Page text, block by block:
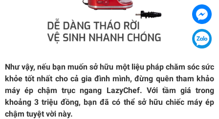
Như vậy, nếu bạn muốn sở hữu một liệu pháp chăm sóc sức
khỏe tốt nhất cho cả gia đình mình, đừng quên tham khảo
máy ép chậm trục ngang LazyChef. Với tầm giá trong
khoảng 3 triệu đồng, bạn đã có thể sở hữu chiếc máy ép
chậm tuyệt vời này.